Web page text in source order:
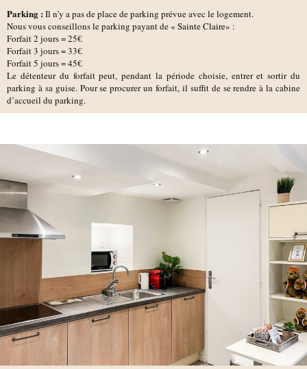
Parking : Il n’y a pas de place de parking prévue avec le logement.
Nous vous conseillons le parking payant de « Sainte Claire» :
Forfait 2 jours = 25€
Forfait 3 jours = 33€
Forfait 5 jours = 45€
Le détenteur du forfait peut, pendant la période choisie, entrer et sortir du
parking à sa guise. Pour se procurer un forfait, il suffit de se rendre à la cabine
d’accueil du parking.